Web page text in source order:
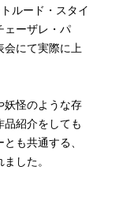
ルード・スタイ
ェーザレ・パ
会にて実際に上
妖怪のような存
紹介をしても
も共通する、
した。